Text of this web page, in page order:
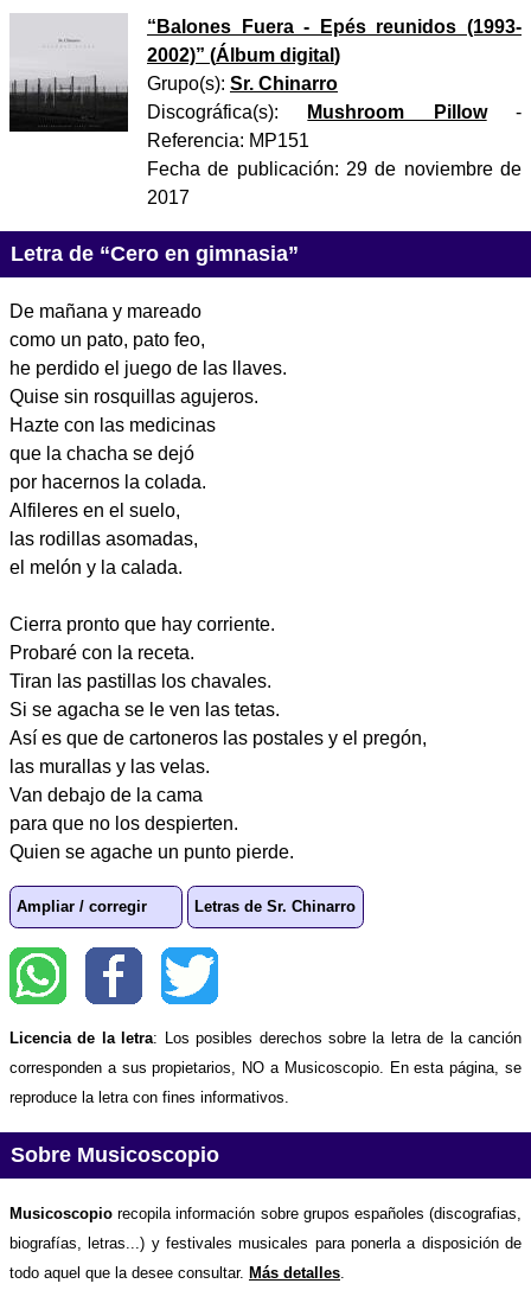
“ Balones Fuera - Epés reunidos (1993-
2002)” (Álbum digital )
Grupo(s): Sr. Chinarro
Discográfica(s):
Mushroom Pillow-
Referencia: MP151
Fecha de publicación: 29 de noviembre de
2017
Letra de “Cero en gimnasia”
De mañana y mareado
como un pato, pato feo,
he perdido el juego de las llaves.
Quise sin rosquillas agujeros.
Hazte con las medicinas
que la chacha se dejó
por hacernos la colada.
Alfileres en el suelo,
las rodillas asomadas,
el melón y la calada.
Cierra pronto que hay corriente.
Probaré con la receta.
Tiran las pastillas los chavales.
Si se agacha se le ven las tetas.
Así es que de cartoneros las postales y el pregón,
las murallas y las velas.
Van debajo de la cama
para que no los despierten.
Quien se agache un punto pierde.
Ampliar / corregir Letras de Sr. Chinarro
Licencia de la letra: Los posibles derechos sobre la letra de la canción
corresponden a sus propietarios, NO a Musicoscopio. En esta página, se
reproduce la letra con fines informativos.
Sobre Musicoscopio
Musicoscopio recopila información sobre grupos españoles (discografias,
biografías, letras...) y festivales musicales para ponerla a disposición de
todo aquel que la desee consultar. Más detalles